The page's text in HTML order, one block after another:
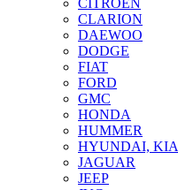
CITROEN
CLARION
DAEWOO
DODGE
FIAT
FORD
GMC
HONDA
HUMMER
HYUNDAI, KIA
JAGUAR
JEEP